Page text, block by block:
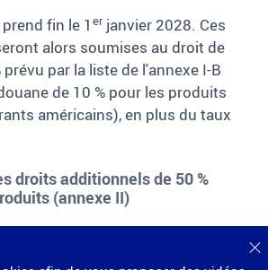
fin le 1 erjanvier 2028. Ces
alors soumises au droit de
par la liste de l'annexe I-B
de 10 % pour les produits
américains), en plus du taux
droits additionnels de 50 %
(annexe II)
désormais exclus du champ